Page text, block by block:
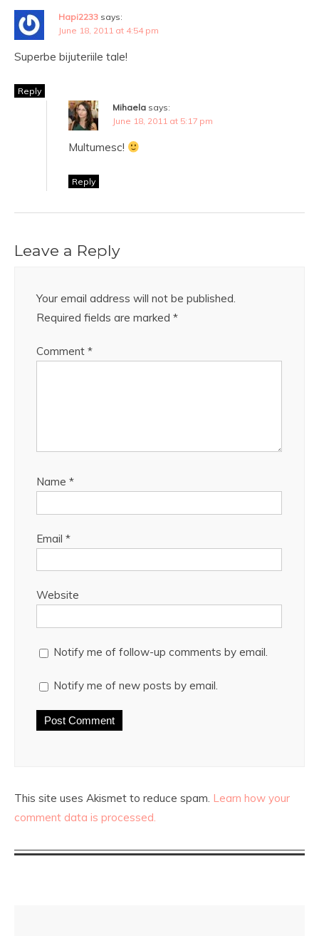
Hapi2233 says:
June 18, 2011 at 4:54 pm
Superbe bijuteriile tale!
Reply
Mihaela says:
June 18, 2011 at 5:17 pm
Multumesc!
Reply
Leave a Reply
Your email address will not be published.
Required fields are marked *
Comment *
Name *
Email *
Website
Notify me of follow-up comments by email.
Notify me of new posts by email.
This site uses Akismet to reduce spam. Learn how your
comment data is processed.